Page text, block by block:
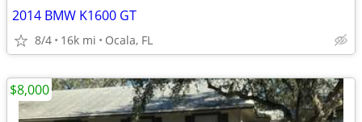
2014 BMW K1600 GT
8/4 16k mi Ocala, FL
$8,000